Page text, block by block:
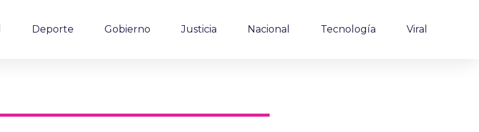
Deporte Gobierno Justicia Nacional Tecnología Viral